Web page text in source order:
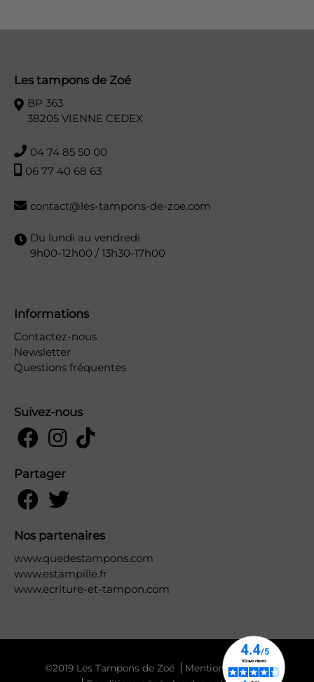
Les tampons de Zoé
BP 363
38205 VIENNE CEDEX
04 74 85 50 00
06 77 40 68 63
contact@les-tampons-de-zoe.com
Du lundi au vendredi
9h00-12h00 / 13h30-17h00
Informations
Contactez-nous
Newsletter
Questions fréquentes
Suivez-nous
Partager
Nos partenaires
www.quedestampons.com
www.estampille.fr
www.ecriture-et-tampon.com
©2019 Les Tampons de Zoé
Mentions légales